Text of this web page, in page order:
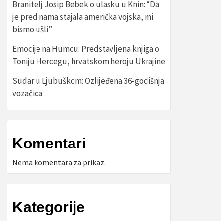
Branitelj Josip Bebek o ulasku u Knin: “Da
je pred nama stajala američka vojska, mi
bismo ušli”
Emocije na Humcu: Predstavljena knjiga o
Toniju Hercegu, hrvatskom heroju Ukrajine
Sudar u Ljubuškom: Ozlijeđena 36-godišnja
vozačica
Komentari
Nema komentara za prikaz.
Kategorije